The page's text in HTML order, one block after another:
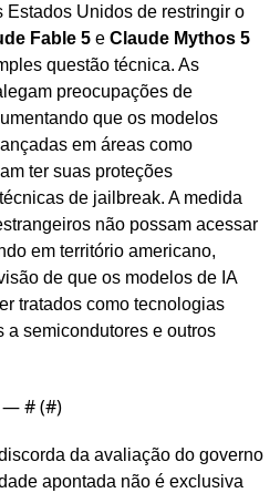
Estados Unidos de restringir o
Fable 5 e Claude Mythos 5
questão técnica. As
que os modelos
ter suas proteções
de jailbreak. A medida
não possam acessar
em território americano,
de que os modelos de IA
tratados como tecnologias
a semicondutores e outros
— # (#)
da avaliação do governo
apontada não é exclusiva